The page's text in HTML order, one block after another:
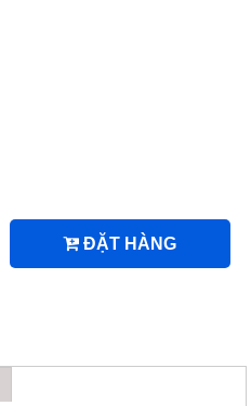
ĐẶT HÀNG